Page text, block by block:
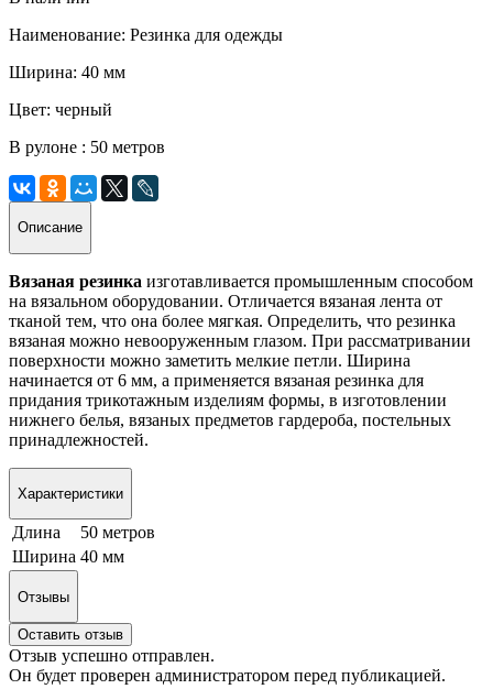
Наименование: Резинка для одежды
Ширина: 40 мм
Цвет: черный
В рулоне : 50 метров
Описание
Вязаная резинка изготавливается промышленным способом
на вязальном оборудовании. Отличается вязаная лента от
тканой тем, что она более мягкая. Определить, что резинка
вязаная можно невооруженным глазом. При рассматривании
поверхности можно заметить мелкие петли. Ширина
начинается от 6 мм, а применяется вязаная резинка для
придания трикотажным изделиям формы, в изготовлении
нижнего белья, вязаных предметов гардероба, постельных
принадлежностей.
Характеристики
Длина
50 метров
Ширина 40 мм
Отзывы
Оставить отзыв
Отзыв успешно отправлен.
Он будет проверен администратором перед публикацией.